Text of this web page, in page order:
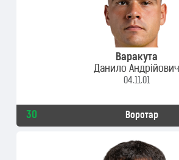
Варакута
Данило Андрійович
04.11.01
30 Воротар